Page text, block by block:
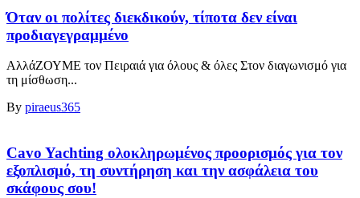
Όταν οι πολίτες διεκδικούν, τίποτα δεν είναι
προδιαγεγραμμένο
ΑλλάΖΟΥΜΕ τον Πειραιά για όλους & όλες Στον διαγωνισμό για
τη μίσθωση...
By piraeus365
Cavo Yachting ολοκληρωμένος προορισμός για τον
εξοπλισμό, τη συντήρηση και την ασφάλεια του
σκάφους σου!